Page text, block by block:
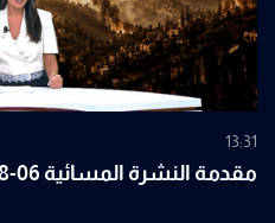
13:31
مقدمة النشرة المسائية 06-08-2026